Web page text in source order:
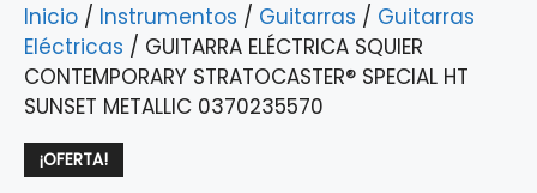
Inicio / Instrumentos / Guitarras / Guitarras
Eléctricas / GUITARRA ELÉCTRICA SQUIER
CONTEMPORARY STRATOCASTER® SPECIAL HT
SUNSET METALLIC 0370235570
¡OFERTA!